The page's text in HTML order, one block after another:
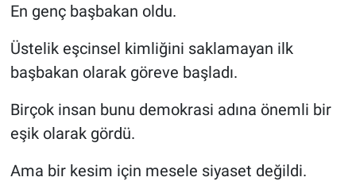
En genç başbakan oldu.
Üstelik eşcinsel kimliğini saklamayan ilk
başbakan olarak göreve başladı.
Birçok insan bunu demokrasi adına önemli bir
eşik olarak gördü.
Ama bir kesim için mesele siyaset değildi.